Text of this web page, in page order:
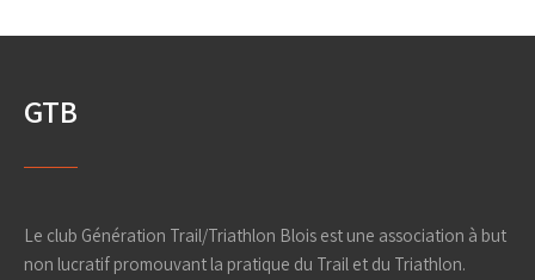
GTB
Le club Génération Trail/Triathlon Blois est une association à but
non lucratif promouvant la pratique du Trail et du Triathlon.